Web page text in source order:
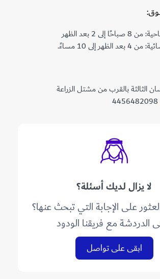
إلى 2 بعد الظهر
الظهر إلى 10 مساءً.
الثالثة بالقرب من مشتل الزراعة
لا يزال لديك أسئلة؟
على الإجابة التي تبحث عنها؟
الدردشة مع فريقنا الودود
ابقى على تواصل